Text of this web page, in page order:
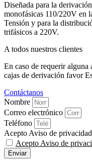
Diseñada para la
monofásicas 110/220V en
Tensión y para la
trifásicos a 220V.
A todos nuestros clientes
En caso de requerir alguna
cajas de derivación favor
Contáctanos
Nombre
Correo electrónico
Teléfono
Acepto Aviso de privacidad
Acepto Aviso de
Enviar